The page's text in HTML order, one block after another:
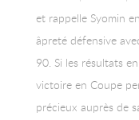
et rappelle Syomin
âpreté défensive
90. Si les résultats
victoire en Coupe
précieux auprès de